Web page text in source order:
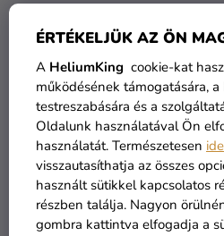
ÉRTÉKELJÜK AZ ÖN
A HeliumKing cookie-kat
működésének támogatására,
testreszabására és a
Oldalunk használatával Ön
használatát. Természetesen ide
visszautasíthatja az összes
használt sütikkel kapcsolatos
részben találja. Nagyon
gombra kattintva elfogadja a
Kaparós sorsjegy a
tanúnak - Simple Silver
750 Ft-tól